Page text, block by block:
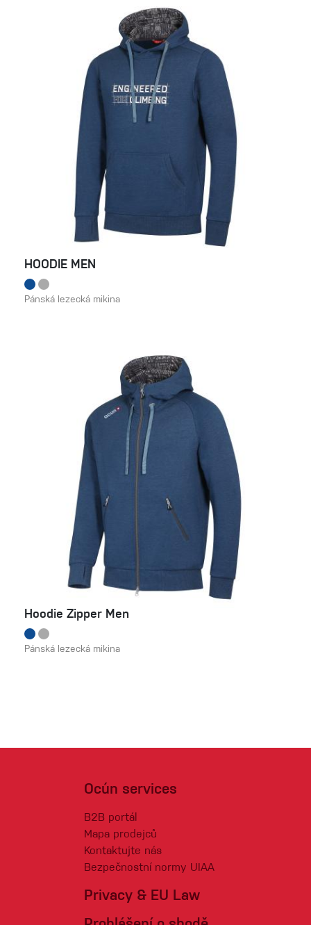
HOODIE MEN
Pánská lezecká mikina
Hoodie Zipper Men
Pánská lezecká mikina
Ocún services
B2B portál
Mapa prodejců
Kontaktujte nás
Bezpečnostní normy UIAA
Privacy & EU Law